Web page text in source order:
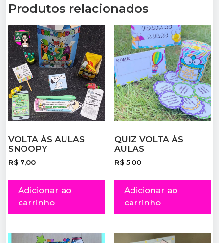
Produtos relacionados
VOLTA ÀS AULAS
SNOOPY
R$ 7,00
Adicionar ao
carrinho
QUIZ VOLTA ÀS
AULAS
R$ 5,00
Adicionar ao
carrinho